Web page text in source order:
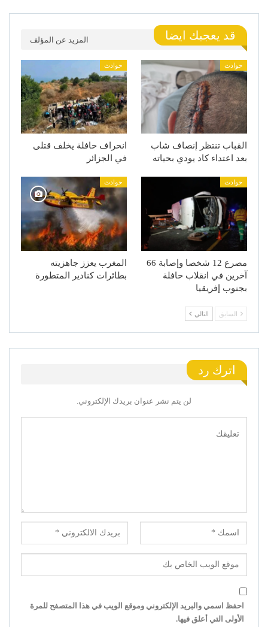
قد يعجبك ايضا المزيد عن المؤلف
حوادث
القباب تنتظر إنصاف شاب
بعد اعتداء كاد يودي بحياته
حوادث
انحراف حافلة يخلف قتلى
في الجزائر
حوادث
مصرع 12 شخصا وإصابة 66
آخرين في انقلاب حافلة
بجنوب إفريقيا
حوادث
المغرب يعزز جاهزيته
بطائرات كنادير المتطورة
السابق التالي
اترك رد
لن يتم نشر عنوان بريدك الإلكتروني.
احفظ اسمي والبريد الإلكتروني وموقع الويب في هذا المتصفح للمرة
الأولى التي أعلق فيها.